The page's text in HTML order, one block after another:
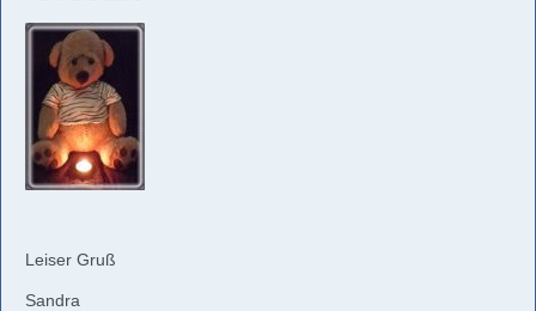
Leiser Gruß
Sandra